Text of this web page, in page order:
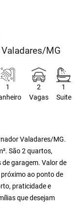
Valadares/MG
1
2
Vagas
1
Suite
Valadares/MG.
São 2 quartos,
de garagem. Valor de
ao ponto de
praticidade e
que desejam